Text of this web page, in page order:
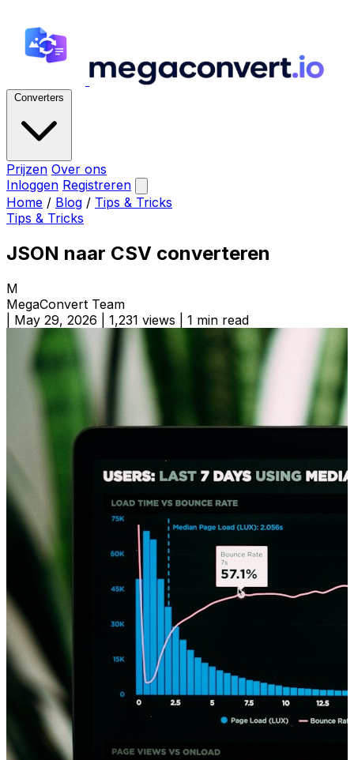
Converters
Prijzen Over ons
Inloggen Registreren
Home / Blog / Tips & Tricks
Tips & Tricks
JSON naar CSV converteren
M
MegaConvert Team
May 29, 2026 1,231 views 1 min read